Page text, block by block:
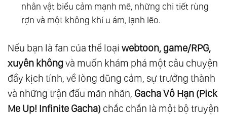
nhân vật biểu cảm mạnh mẽ, những chi tiết rùng
rợn và một không khí u ám, lạnh lẽo.
Nếu bạn là fan của thể loại webtoon, game/RPG,
xuyên khôngvà muốn khám phá một câu chuyện
đầy kịch tính, về lòng dũng cảm, sự trưởng thành
và những trận đấu mãn nhãn, Gacha Vô Hạn (Pick
Me Up! Infinite Gacha) chắc chắn là một bộ truyện